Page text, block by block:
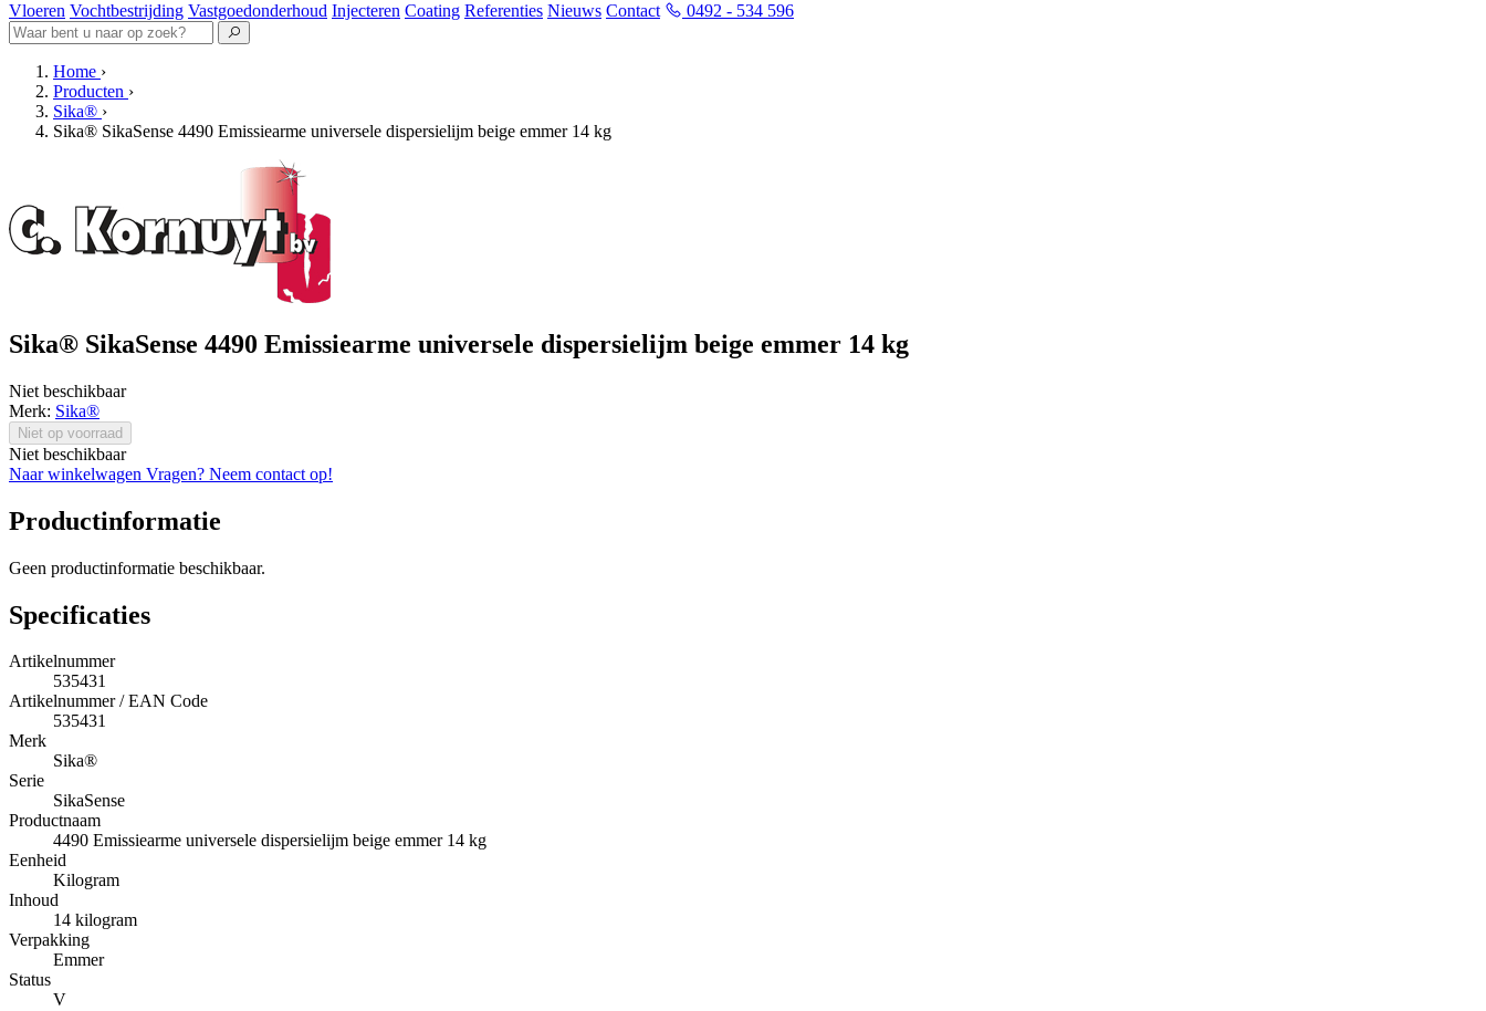
Vloeren Vochtbestrijding Vastgoedonderhoud Injecteren Coating Referenties Nieuws Contact 0492 - 534 596
Home ›
Producten ›
Sika® ›
Sika® SikaSense 4490 Emissiearme universele dispersielijm beige emmer 14 kg
Sika® SikaSense 4490 Emissiearme universele dispersielijm beige emmer 14 kg
Niet beschikbaar
Merk: Sika®
Niet op voorraad
Niet beschikbaar
Naar winkelwagen Vragen? Neem contact op!
Productinformatie
Geen productinformatie beschikbaar.
Specificaties
Artikelnummer
535431
Artikelnummer / EAN Code
535431
Merk
Sika®
Serie
SikaSense
Productnaam
4490 Emissiearme universele dispersielijm beige emmer 14 kg
Eenheid
Kilogram
Inhoud
14 kilogram
Verpakking
Emmer
Status
V